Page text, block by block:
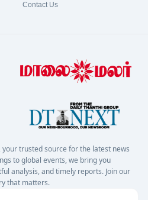
Contact Us
trusted source for the latest news
to global events, we bring you
analysis, and timely reports. Join our
that matters.